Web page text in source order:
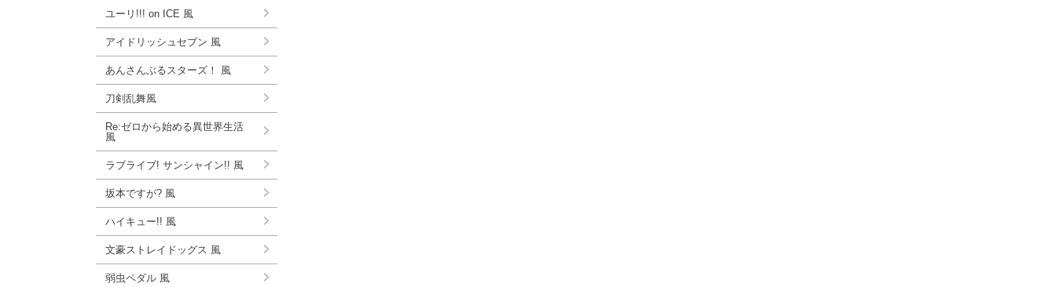
ユーリ!!! on ICE 風
アイドリッシュセブン 風
あんさんぶるスターズ！ 風
刀剣乱舞風
Re:ゼロから始める異世界生活
風
ラブライブ! サンシャイン!! 風
坂本ですが? 風
ハイキュー!! 風
文豪ストレイドッグス 風
弱虫ペダル 風